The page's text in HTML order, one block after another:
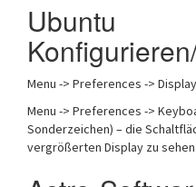
Ubuntu
Menu -> Preferences ->
Menu -> Preferences ->
Sonderzeichen) – die
vergrößerten Display zu